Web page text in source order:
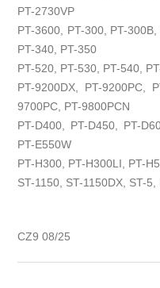
PT-2730VP
PT-3600, PT-300, PT-
PT-340, PT-350
PT-520, PT-530, PT-540,
PT-9200DX, PT-9200PC,
9700PC, PT-9800PCN
PT-D400, PT-D450, PT-
PT-E550W
PT-H300, PT-H300LI, PT-
ST-1150, ST-1150DX, ST-
CZ9 08/25